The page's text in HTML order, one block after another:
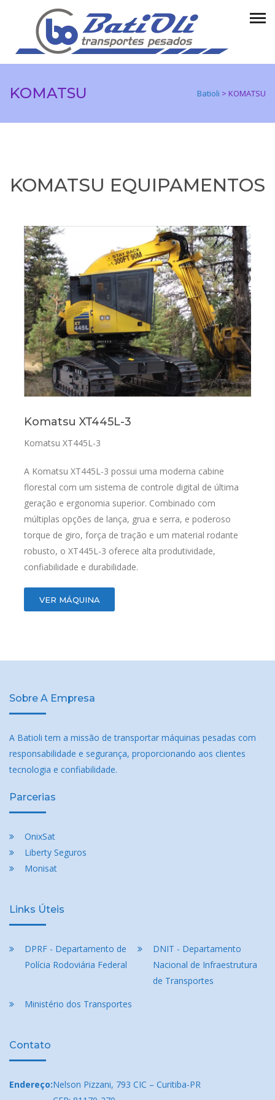
KOMATSU Batioli > KOMATSU
KOMATSU EQUIPAMENTOS
Komatsu XT445L-3
Komatsu XT445L-3
A Komatsu XT445L-3 possui uma moderna cabine
florestal com um sistema de controle digital de última
geração e ergonomia superior. Combinado com
múltiplas opções de lança, grua e serra, e poderoso
torque de giro, força de tração e um material rodante
robusto, o XT445L-3 oferece alta produtividade,
confiabilidade e durabilidade.
VER MÁQUINA
Sobre A Empresa
A Batioli tem a missão de transportar máquinas pesadas com
responsabilidade e segurança, proporcionando aos clientes
tecnologia e confiabilidade.
Parcerias
OnixSat
Liberty Seguros
Monisat
Links Úteis
DPRF - Departamento de
Polícia Rodoviária Federal
DNIT - Departamento
Nacional de Infraestrutura
de Transportes
Ministério dos Transportes
Contato
Endereço:Nelson Pizzani, 793 CIC – Curitiba-PR